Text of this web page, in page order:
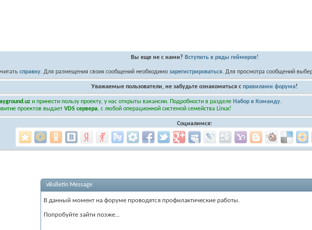
Вы еще не с нами? Вступить в ряды геймеров!
справку. Для размещения своих сообщений необходимо зарегистрироваться. Для просмотра сообщений
Уважаемые пользователи, не забудьте ознакомиться с правилами форума!
и принести пользу проекту, у нас открыты вакансии. Подробности в разделе Набор в Команду.
проектов выдает VDS сервера, с любой операционной системой семейства Linux!
Социалимся:
vBulletin Message
В данный момент на форуме проводятся профилактические работы.
Попробуйте зайти позже...